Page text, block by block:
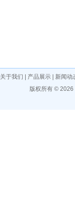
关于我们 产品展示
新闻动
版权所有 © 2026